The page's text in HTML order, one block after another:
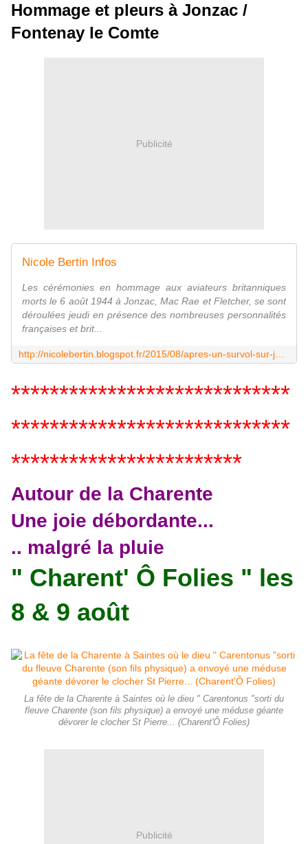
Hommage et pleurs à Jonzac /
Fontenay le Comte
Publicité
Nicole Bertin Infos
Les cérémonies en hommage aux aviateurs britanniques
morts le 6 août 1944 à Jonzac, Mac Rae et Fletcher, se sont
déroulées jeudi en présence des nombreuses personnalités
françaises et brit...
*****************************
*****************************
************************
Autour de la Charente
Une joie débordante...
.. malgré la pluie
" Charent' Ô Folies " les
8 & 9 août
La fête de la Charente à Saintes où le dieu " Carentonus "sorti du
fleuve Charente (son fils physique) a envoyé une méduse géante
dévorer le clocher St Pierre... (Charent'Ô Folies)
Publicité